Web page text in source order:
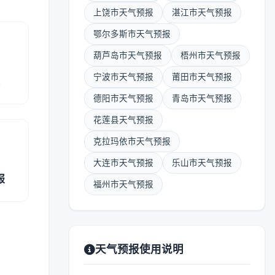
上饶市天气预报 湛江市天气预报
鄂尔多斯市天气预报
葫芦岛市天气预报 梧州市天气预报
宁波市天气预报 莆田市天气预报
德阳市天气预报 青岛市天气预报
花莲县天气预报
克拉玛依市天气预报
大连市天气预报 乐山市天气预报
福州市天气预报
天气预报使用说明